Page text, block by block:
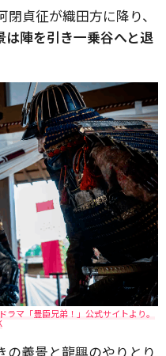
貞征が織田方に降り、
は陣を引き一乗谷へと退
マ「豊臣兄弟！」公式サイトより。
の義景と龍興のやりとり